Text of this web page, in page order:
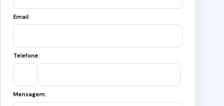
Email:
Telefone:
Mensagem: